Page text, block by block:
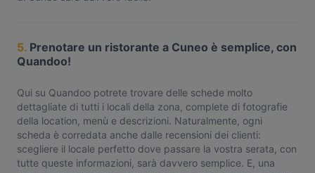
5. Prenotare un ristorante a Cuneo è semplice, con
Quandoo!
Qui su Quandoo potrete trovare delle schede molto
dettagliate di tutti i locali della zona, complete di fotografie
della location, menù e descrizioni. Naturalmente, ogni
scheda è corredata anche dalle recensioni dei clienti:
scegliere il locale perfetto dove passare la vostra serata, con
tutte queste informazioni, sarà davvero semplice. E, una